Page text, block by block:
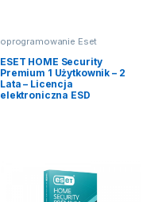
oprogramowanie Eset
ESET HOME Security
Premium 1 Użytkownik – 2
Lata – Licencja
elektroniczna ESD